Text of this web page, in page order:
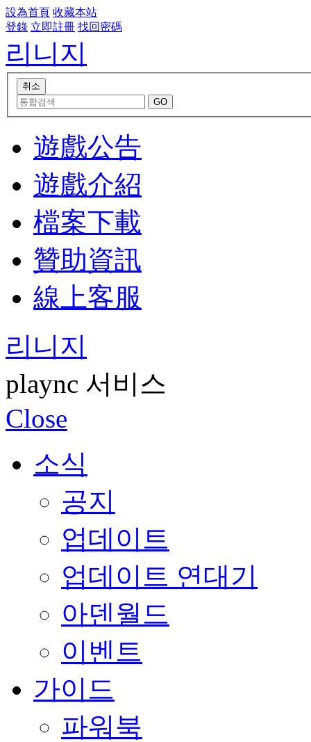
設為首頁 收藏本站
登錄 立即註冊 找回密碼
리니지
遊戲公告
遊戲介紹
檔案下載
贊助資訊
線上客服
리니지
plaync 서비스
Close
소식
공지
업데이트
업데이트 연대기
아덴월드
이벤트
가이드
파워북